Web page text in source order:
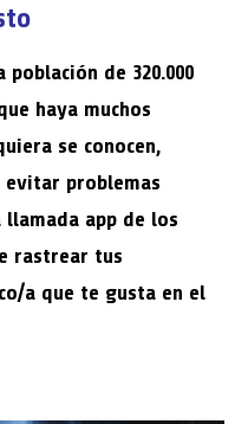
de 320.000
haya muchos
se conocen,
evitar problemas
app de los
rastrear tus
a que te gusta en el